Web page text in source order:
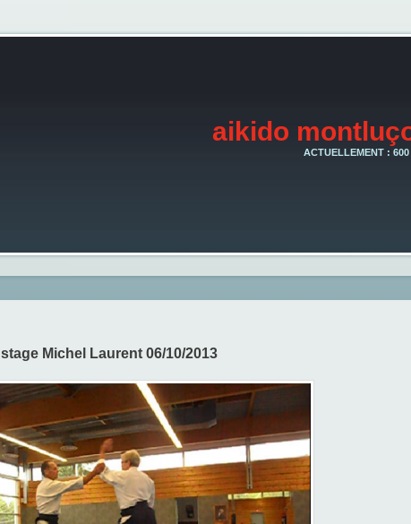
aikido
ACTUELLEMENT :
stage Michel Laurent 06/10/2013